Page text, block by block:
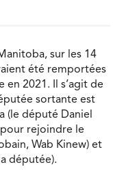
sur les 14
été remportées
en 2021. Il s’agit de
sortante est
(le député Daniel
rejoindre le
Wab Kinew) et
députée).